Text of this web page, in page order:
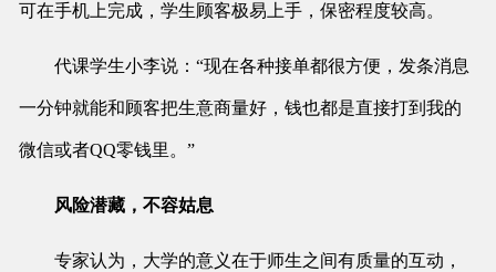
可在手机上完成，学生顾客极易上手，保密程度较高。
代课学生小李说：“现在各种接单都很方便，发条消息
一分钟就能和顾客把生意商量好，钱也都是直接打到我的
微信或者QQ零钱里。”
风险潜藏，不容姑息
专家认为，大学的意义在于师生之间有质量的互动，